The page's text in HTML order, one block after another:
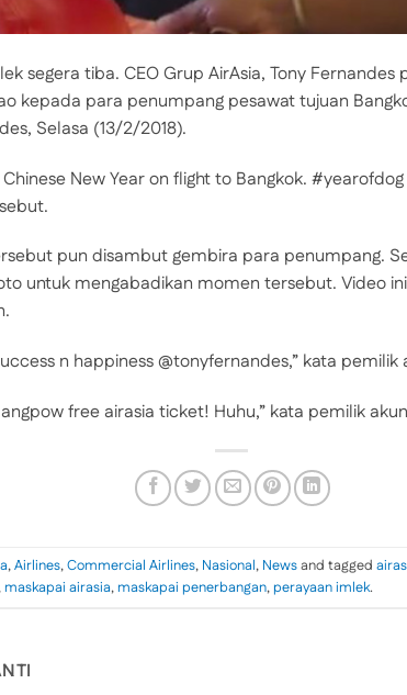
segera tiba. CEO Grup AirAsia, Tony
kepada para penumpang pesawat tujuan
Selasa (13/2/2018).
New Year on flight to Bangkok.
pun disambut gembira para penumpang.
untuk mengabadikan momen tersebut. Video
n happiness @tonyfernandes,” kata pemilik
free airasia ticket! Huhu,” kata pemilik
,Airlines,Commercial Airlines, Nasional, Newsand tagged
maskapai airasia,maskapai penerbangan,perayaan imlek.